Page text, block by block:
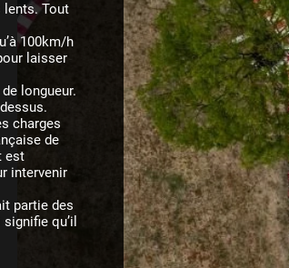
lents. Tout
100km/h
laisser
longueur.
charges
de
est
intervenir
partie des
qu’il